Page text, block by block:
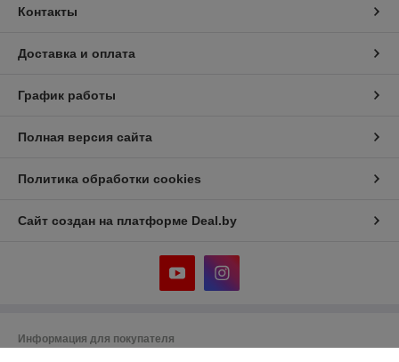
Контакты
Доставка и оплата
График работы
Полная версия сайта
Политика обработки cookies
Сайт создан на платформе Deal.by
Информация для покупателя